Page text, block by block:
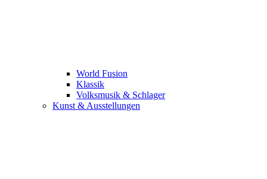
World Fusion
Klassik
Volksmusik & Schlager
Kunst & Ausstellungen